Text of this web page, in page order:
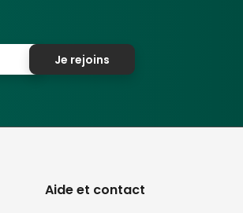
Je rejoins
Aide et contact